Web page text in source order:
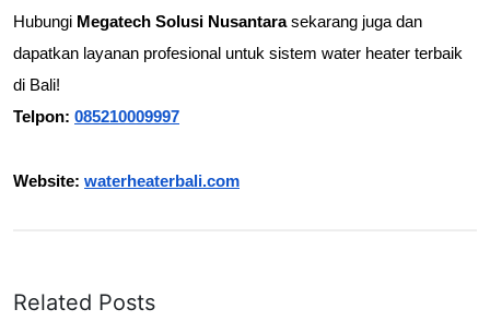
Hubungi Megatech Solusi Nusantara sekarang juga dan
dapatkan layanan profesional untuk sistem water heater terbaik
di Bali!
Telpon: 085210009997
Website: waterheaterbali.com
Related Posts